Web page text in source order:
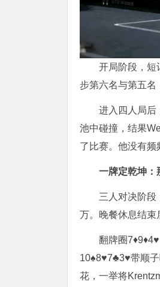
开局阶段，短
步第六名与第五名
进入四人局后
池中碰撞，结果
了比赛。他没有频
一牌定乾坤：
三人对决阶段
万。晚餐休息结束
翻牌圈
10♠️8♥️7♣️3♥️带顺
花，一举将